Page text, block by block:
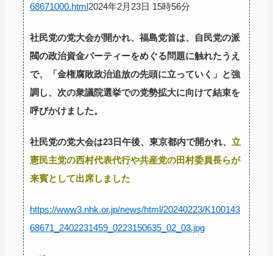
68671000.html2024年2月23日 15時56分
社民党の党大会が開かれ、福島党首は、自民党の派
閥の政治資金パーティーをめぐる問題に触れたうえ
で、「金権腐敗政治追放の先頭に立っていく」と強
調し、次の衆議院選挙での党勢拡大に向けて結束を
呼びかけました。
社民党の党大会は23日午後、東京都内で開かれ、 立
憲民主党の西村代表代行や共産党の田村委員長らが
来賓として出席しました
https://www3.nhk.or.jp/news/html/20240223/K100143
68671_2402231459_0223150635_02_03.jpg